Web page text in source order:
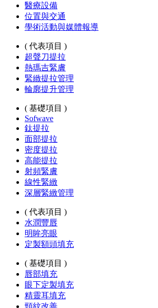
醫療設備
位置與交通
學術活動與媒體報導
( 代表項目 )
超聲刀提拉
熱瑪吉緊膚
緊緻提拉管理
輪廓提升管理
( 基礎項目 )
Sofwave
鈦提拉
面部提拉
密度提拉
高能提拉
射頻緊膚
線性緊緻
深層緊緻管理
( 代表項目 )
水潤豐唇
明眸亮眼
定製額頭填充
( 基礎項目 )
唇部填充
眼下定製填充
精靈耳填充
頸紋改善